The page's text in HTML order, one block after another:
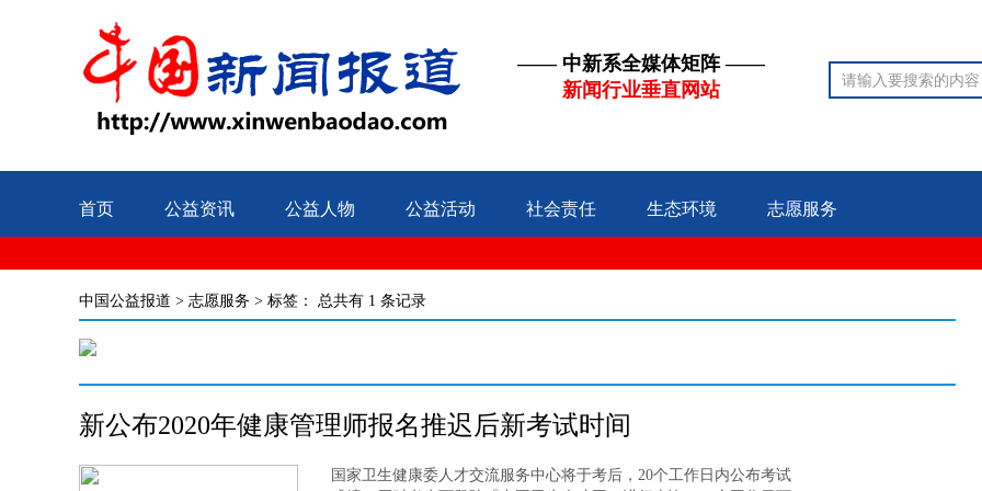
—— 中新系全媒体矩阵 ——
新闻行业垂直网站
首页 公益资讯 公益人物 公益活动 社会责任 生态环境 志愿服务
中国公益报道 > 志愿服务 > 标签： 总共有 1 条记录
新公布2020年健康管理师报名推迟后新考试时间
国家卫生健康委人才交流服务中心将于考后，20个工作日内公布考试